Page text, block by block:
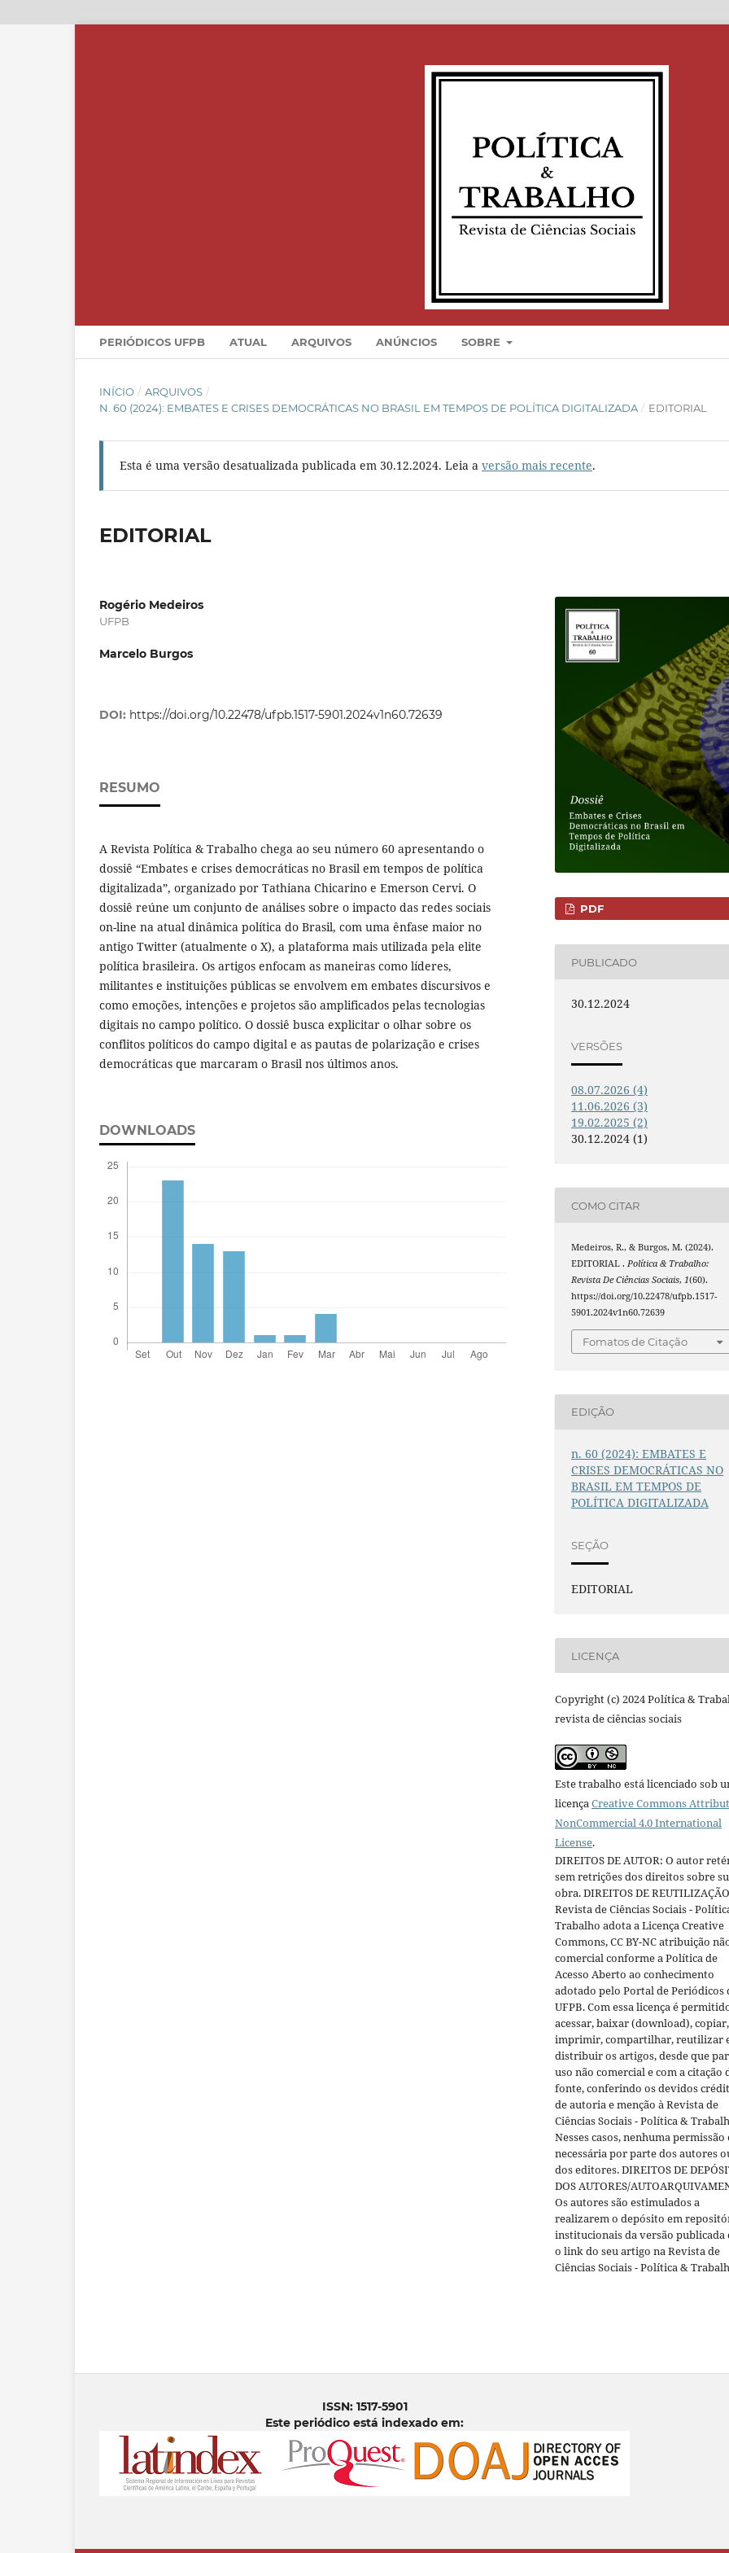
PERIÓDICOS UFPB ATUAL ARQUIVOS ANÚNCIOS SOBRE
INÍCIO / ARQUIVOS /
N. 60 (2024): EMBATES E CRISES DEMOCRÁTICAS NO BRASIL EM TEMPOS DE POLÍTICA DIGITALIZADA / EDITORIAL
Esta é uma versão desatualizada publicada em 30.12.2024. Leia a versão mais recente.
EDITORIAL
Rogério Medeiros
UFPB
Marcelo Burgos
DOI: https://doi.org/10.22478/ufpb.1517-5901.2024v1n60.72639
RESUMO
A Revista Política & Trabalho chega ao seu número 60 apresentando o
dossiê “Embates e crises democráticas no Brasil em tempos de política
digitalizada”, organizado por Tathiana Chicarino e Emerson Cervi. O
dossiê reúne um conjunto de análises sobre o impacto das redes sociais
on-line na atual dinâmica política do Brasil, com uma ênfase maior no
antigo Twitter (atualmente o X), a plataforma mais utilizada pela elite
política brasileira. Os artigos enfocam as maneiras como líderes,
militantes e instituições públicas se envolvem em embates discursivos e
como emoções, intenções e projetos são amplificados pelas tecnologias
digitais no campo político. O dossiê busca explicitar o olhar sobre os
conflitos políticos do campo digital e as pautas de polarização e crises
democráticas que marcaram o Brasil nos últimos anos.
DOWNLOADS
PDF
PUBLICADO
30.12.2024
VERSÕES
08.07.2026 (4)
11.06.2026 (3)
19.02.2025 (2)
30.12.2024 (1)
COMO CITAR
Medeiros, R., & Burgos, M. (2024).
EDITORIAL .Política & Trabalho:
Revista De Ciências Sociais,1(60).
https://doi.org/10.22478/ufpb.1517-
5901.2024v1n60.72639
Fomatos de Citação
EDIÇÃO
n. 60 (2024): EMBATES E
CRISES DEMOCRÁTICAS NO
BRASIL EM TEMPOS DE
POLÍTICA DIGITALIZADA
SEÇÃO
EDITORIAL
LICENÇA
Copyright (c) 2024 Política &
revista de ciências sociais
Este trabalho está licenciado sob
licençaCreative Commons
NonCommercial 4.0 International
License.
DIREITOS DE AUTOR: O autor
sem retrições dos direitos sobre
obra. DIREITOS DE
Revista de Ciências Sociais -
Trabalho adota a Licença Creative
Commons, CC BY-NC atribuição
comercial conforme a Política de
Acesso Aberto ao conhecimento
adotado pelo Portal de Periódicos
UFPB. Com essa licença é
acessar, baixar (download), copiar,
imprimir, compartilhar, reutilizar
distribuir os artigos, desde que
uso não comercial e com a citação
fonte, conferindo os devidos
de autoria e menção à Revista de
Ciências Sociais - Política &
Nesses casos, nenhuma permissão
necessária por parte dos autores
dos editores. DIREITOS DE
DOS AUTORES/
Os autores são estimulados a
realizarem o depósito em
institucionais da versão publicada
o link do seu artigo na Revista de
Ciências Sociais - Política &
ISSN: 1517-5901
Este periódico está indexado em: